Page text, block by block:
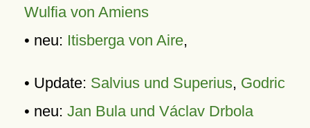
Wulfia von Amiens
• neu: Itisberga von Aire,
• Update: Salvius und Superius, Godric
• neu: Jan Bula und Václav Drbola